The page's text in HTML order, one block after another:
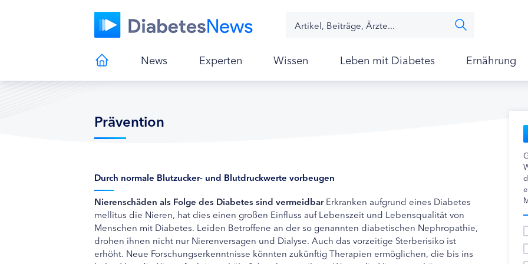
News Experten Wissen Leben mit Diabetes Ernährung
Prävention
Durch normale Blutzucker- und Blutdruckwerte vorbeugen
Nierenschäden als Folge des Diabetes sind vermeidbarErkranken aufgrund eines Diabetes
mellitus die Nieren, hat dies einen großen Einfluss auf Lebenszeit und Lebensqualität von
Menschen mit Diabetes. Leiden Betroffene an der so genannten diabetischen Nephropathie,
drohen ihnen nicht nur Nierenversagen und Dialyse. Auch das vorzeitige Sterberisiko ist
erhöht. Neue Forschungserkenntnisse könnten zukünftig Therapien ermöglichen, die bis ins